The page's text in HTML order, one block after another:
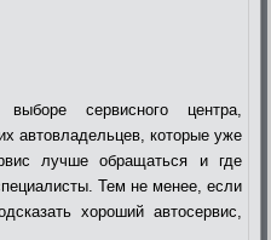
сервисного центра,
автовладельцев, которые уже
лучше обращаться и где
Тем не менее, если
хороший автосервис,